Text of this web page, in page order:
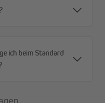
passend
Bohren – per Klemmen
ich beim Standard